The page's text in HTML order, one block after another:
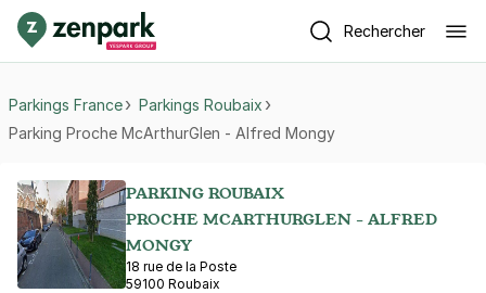
Rechercher
Parkings France
Parkings Roubaix
Parking Proche McArthurGlen - Alfred Mongy
PARKING ROUBAIX
PROCHE MCARTHURGLEN - ALFRED
MONGY
18 rue de la Poste
59100 Roubaix